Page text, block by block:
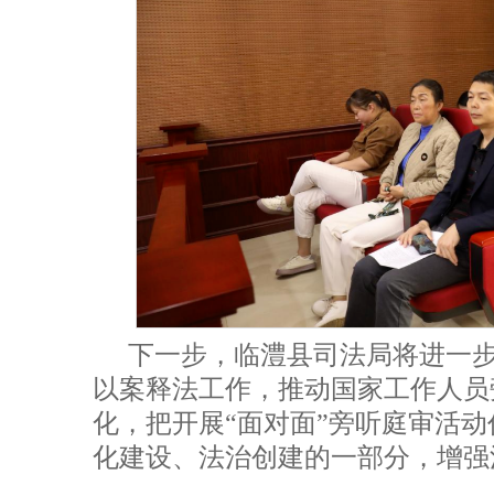
下一步，临澧县司法局将进一
以案释法工作，推动国家工作人
化，把开展“面对面”旁听庭审活
化建设、法治创建的一部分，增